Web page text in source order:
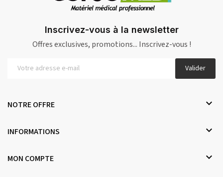
Inscrivez-vous à la newsletter
Offres exclusives, promotions... Inscrivez-vous !
Valider
NOTRE OFFRE 
INFORMATIONS 
MON COMPTE 